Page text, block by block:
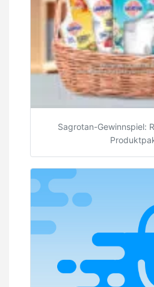
Sagrotan-Gewinnspiel: